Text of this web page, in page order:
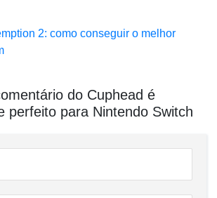
2: como conseguir o melhor
do Cuphead é
perfeito para Nintendo Switch